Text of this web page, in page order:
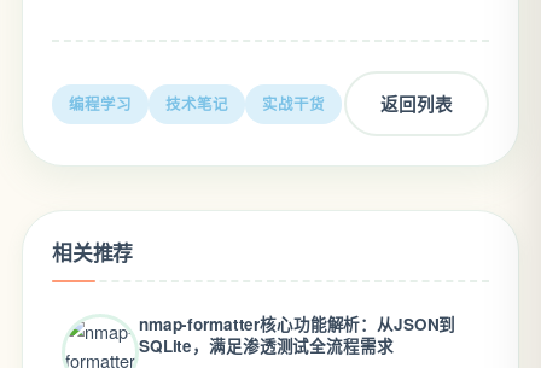
编程学习 技术笔记 实战干货 返回列表
相关推荐
nmap-formatter核心功能解析：从JSON到
SQLite，满足渗透测试全流程需求